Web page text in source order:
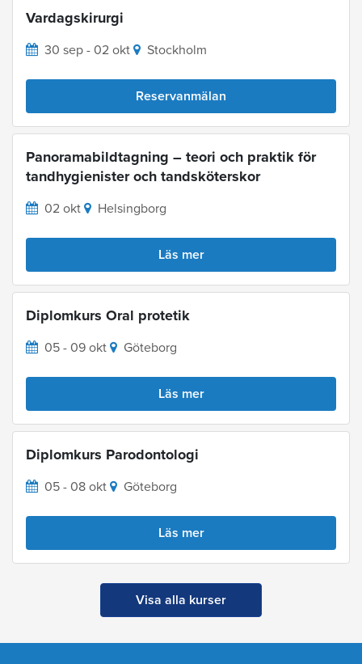
Vardagskirurgi
30 sep - 02 okt Stockholm
Reservanmälan
Panoramabildtagning – teori och praktik för
tandhygienister och tandsköterskor
02 okt Helsingborg
Läs mer
Diplomkurs Oral protetik
05 - 09 okt Göteborg
Läs mer
Diplomkurs Parodontologi
05 - 08 okt Göteborg
Läs mer
Visa alla kurser